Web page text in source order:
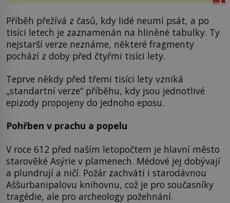
Příběh přežívá z časů, kdy lidé neumí psát, a po
tisíci letech je zaznamenán na hliněné tabulky. Ty
nejstarší verze neznáme, některé fragmenty
pochází z doby před čtyřmi tisíci lety.
Teprve někdy před třemi tisíci lety vzniká
„standartní verze“ příběhu, kdy jsou jednotlivé
epizody propojeny do jednoho eposu.
Pohřben v prachu a popelu
V roce 612 před naším letopočtem je hlavní město
starověké Asýrie v plamenech. Médové jej dobývají
a plundrují a ničí. Požár zachvátí i starodávnou
Aššurbanipalovu knihovnu, což je pro současníky
tragédie, ale pro archeology požehnání.